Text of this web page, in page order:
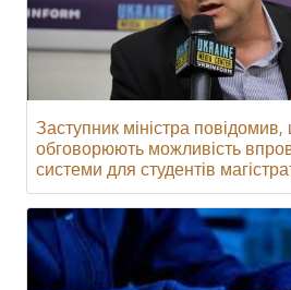
Заступник міністра
обговорюють можливість
системи для студентів